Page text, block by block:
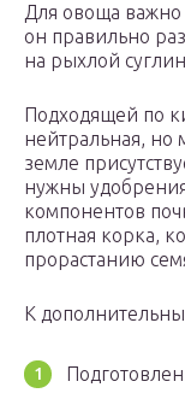
Для овоща важно
он правильно
на рыхлой
Подходящей по
нейтральная, но
земле
нужны
компонентов
плотная корка,
прорастанию
К